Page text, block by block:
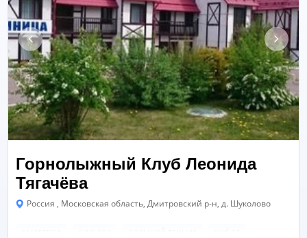
Горнолыжный Клуб Леонида
Тягачёва
Россия , Московская область, Дмитровский р-н, д. Шуколово
БОЛЬШОЙ ТЕННИС